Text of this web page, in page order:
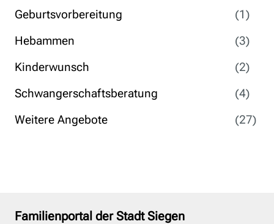
Geburtsvorbereitung
(1)
Hebammen
(3)
Kinderwunsch
(2)
Schwangerschaftsberatung
(4)
Weitere Angebote
(27)
Familienportal der Stadt Siegen